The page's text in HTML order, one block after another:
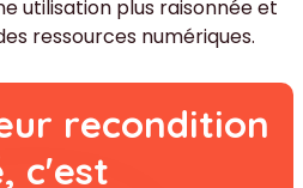
utilisation plus raisonnéeet
ressources numériques.
ur recondition
, c'est